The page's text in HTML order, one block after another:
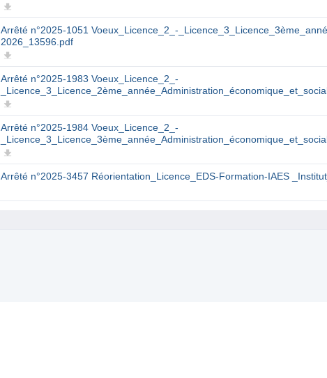
Arrêté n°2025-1051 Voeux_Licence_2_-
2026_13596.pdf
Arrêté n°2025-1983 Voeux_Licence_2_-
Arrêté n°2025-1984 Voeux_Licence_2_-
Arrêté n°2025-3457 Réorientation_Licence_EDS-Formation-IAES